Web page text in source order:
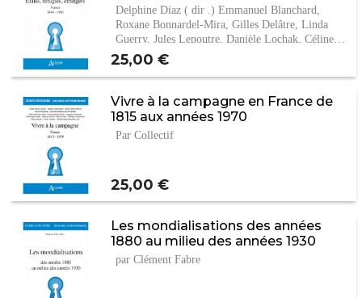
Delphine Diaz ( dir .) Emmanuel Blanchard,
Roxane Bonnardel-Mira, Gilles Delâtre, Linda
Guerry, Jules Lepoutre, Danièle Lochak, Céline…
Prix
25,00 €
Vivre à la campagne en France de
1815 aux années 1970
Par Collectif
Prix
25,00 €
Les mondialisations des années
1880 au milieu des années 1930
par Clément Fabre